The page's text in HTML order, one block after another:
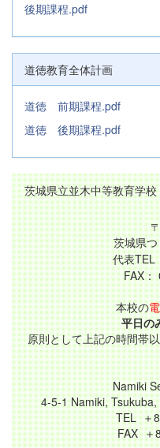
後期課程.pdf
道徳教育全体計画
道徳 前期課程.pdf
道徳 後期課程.pdf
茨城県立並木中等教育学校
茨城県
代表TEL
FAX：
本校の
平日の
原則として上記の時間帯
Namiki
4-5-1 Namiki,
TEL ＋
FAX ＋